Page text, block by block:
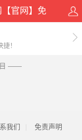
官网】免
！
目 ——
我们 免责声明